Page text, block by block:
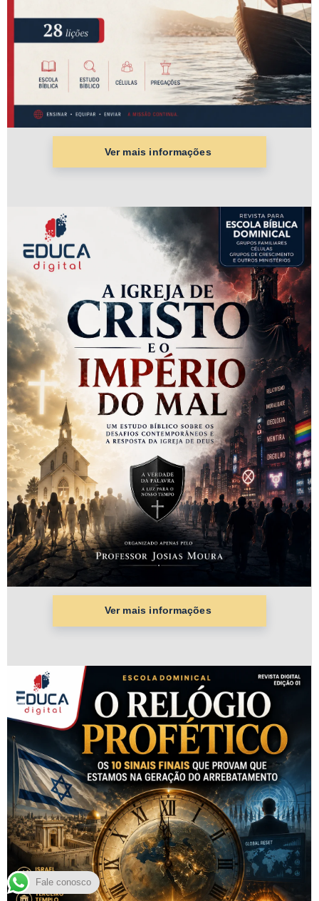
Fale conosco